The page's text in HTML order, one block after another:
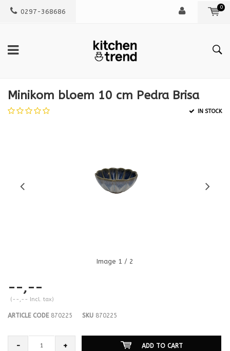
0297-368686
0
Minikom bloem 10 cm Pedra Brisa
IN STOCK
Image 1 / 2
--,--
(--,-- Incl. tax)
ARTICLE CODE870225 SKU 870225
- + ADD TO CART